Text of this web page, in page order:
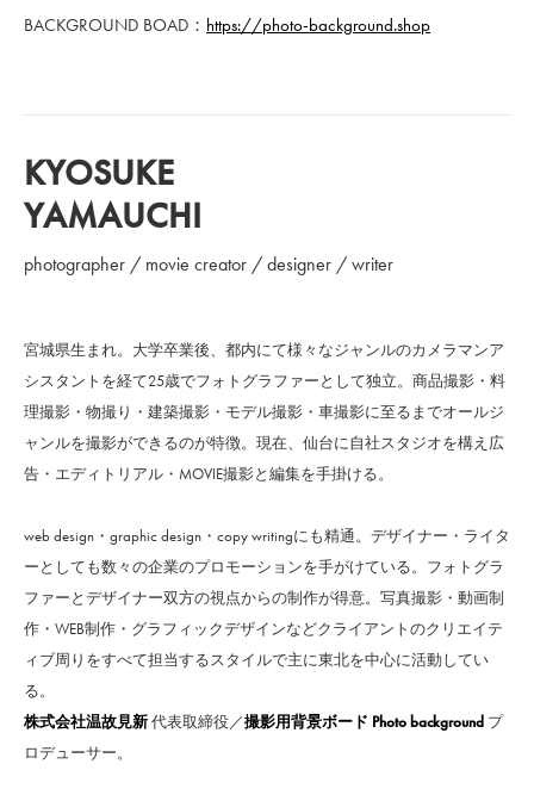
BACKGROUND BOAD： https://photo-background.shop
KYOSUKE
YAMAUCHI
photographer / movie creator / designer / writer
宮城県生まれ。大学卒業後、都内にて様々なジャンルのカメラマンア
シスタントを経て25歳でフォトグラファーとして独立。商品撮影・料
理撮影・物撮り・建築撮影・モデル撮影・車撮影に至るまでオールジ
ャンルを撮影ができるのが特徴。現在、仙台に自社スタジオを構え広
告・エディトリアル・MOVIE撮影と編集を手掛ける。
web design・graphic design・copy writingにも精通。デザイナー・ライタ
ーとしても数々の企業のプロモーションを手がけている。フォトグラ
ファーとデザイナー双方の視点からの制作が得意。写真撮影・動画制
作・WEB制作・グラフィックデザインなどクライアントのクリエイテ
ィブ周りをすべて担当するスタイルで主に東北を中心に活動してい
る。
株式会社温故見新代表取締役／撮影用背景ボード Photo background プ
ロデューサー。